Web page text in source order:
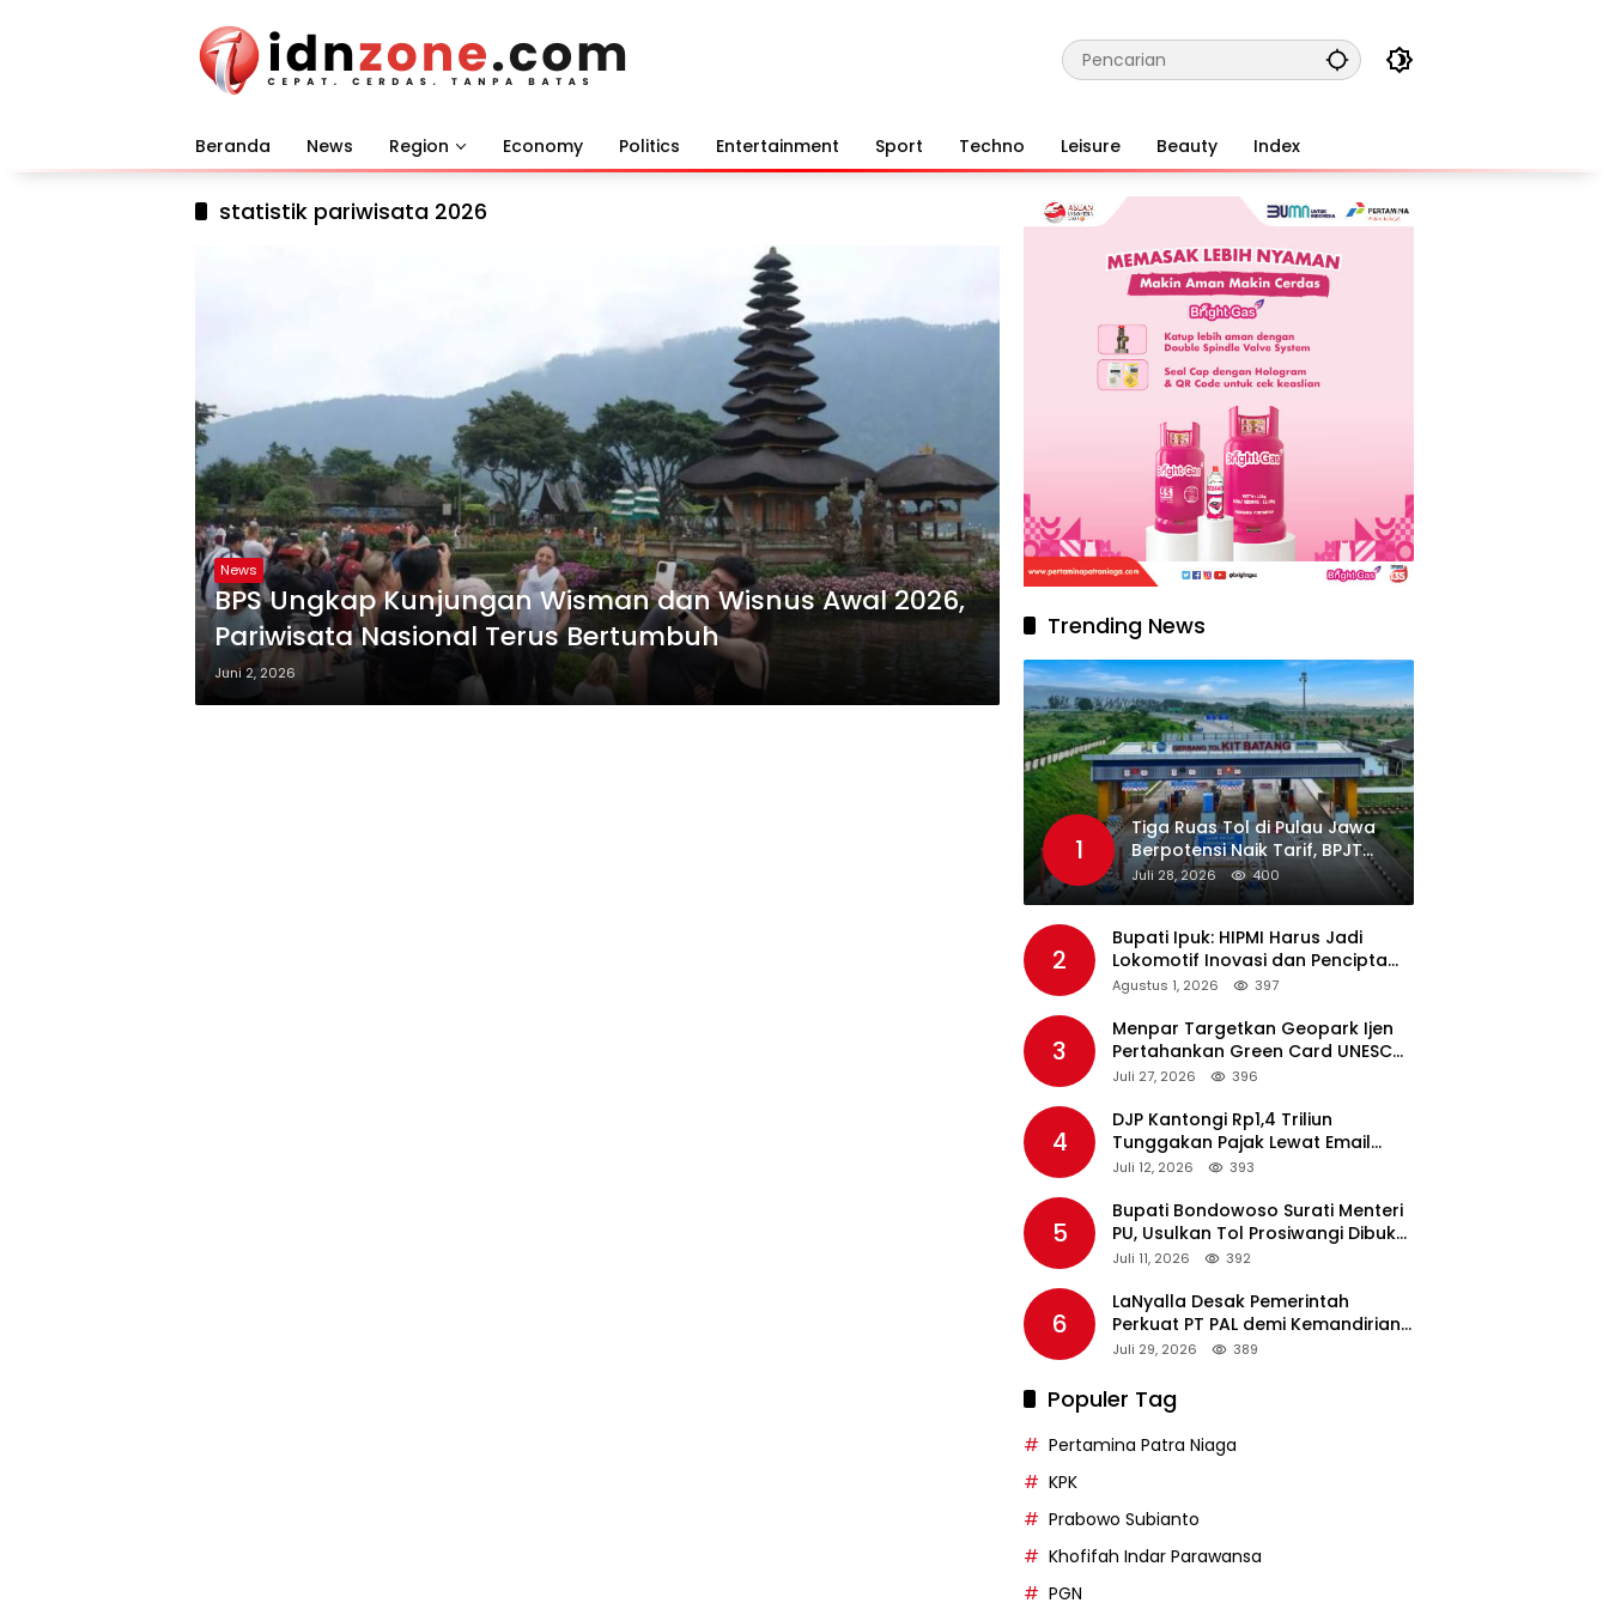
Beranda News Region Economy Politics Entertainment Sport Techno Leisure Beauty Index
statistik pariwisata 2026
News
BPS Ungkap Kunjungan Wisman dan Wisnus Awal 2026,
Pariwisata Nasional Terus Bertumbuh
Juni 2, 2026
Trending News
1
Tiga Ruas Tol di Pulau Jawa
Berpotensi Naik Tarif, BPJT
Tunggu Hasil Evaluasi
Standar Pelayanan
Juli 28, 2026 400
2
Bupati Ipuk: HIPMI Harus Jadi
Lokomotif Inovasi dan Pencipta
Lapangan Kerja
Agustus 1, 2026 397
3
Menpar Targetkan Geopark Ijen
Pertahankan Green Card UNESCO
pada Revalidasi Agustus 2026
Juli 27, 2026 396
4
DJP Kantongi Rp1,4 Triliun
Tunggakan Pajak Lewat Email
Pengingat, Total Piutang Masih
Juli 12, 2026 393
5
Bupati Bondowoso Surati Menteri
PU, Usulkan Tol Prosiwangi Dibuka
Sementara
Juli 11, 2026 392
6
LaNyalla Desak Pemerintah
Perkuat PT PAL demi Kemandirian
Industri Pertahanan Maritim
Juli 29, 2026 389
Populer Tag
Pertamina Patra Niaga
KPK
Prabowo Subianto
Khofifah Indar Parawansa
PGN